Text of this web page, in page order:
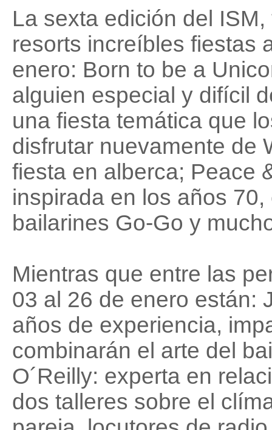
La sexta edición del
resorts increíbles fiestas
enero: Born to be a
alguien especial y difícil
una fiesta temática que
disfrutar nuevamente de
fiesta en alberca; Peace
inspirada en los años
bailarines Go-Go y
Mientras que entre las
03 al 26 de enero están:
años de experiencia,
combinarán el arte del
O´Reilly: experta en
dos talleres sobre el